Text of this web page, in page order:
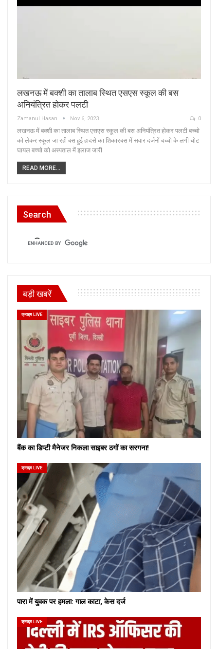
लखनऊ में बक्शी का तालाब स्थित एसएस स्कूल की बस
अनियंत्रित होकर पलटी
Zamanul Hasan Nov 6, 2023 0
लखनऊ में बक्शी का तालाब स्थित एसएस स्कूल की बस अनियंत्रित होकर पलटी बच्चो
को लेकर स्कूल जा रही बस हुई हादसे का शिकारबस में सवार दर्जनों बच्चो के लगी चोट
घायल बच्चो को अस्पताल में इलाज जारी
READ MORE...
Search
बड़ी खबरें
क्राइम LIVE
बैंक का डिप्टी मैनेजर निकला साइबर ठगों का सरगना!
क्राइम LIVE
पारा में युवक पर हमला: गाल काटा, केस दर्ज
क्राइम LIVE